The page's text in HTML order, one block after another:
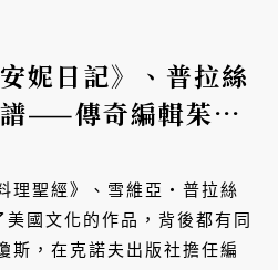
妮日記》、普拉絲
——傳奇編輯茱蒂
理聖經》、雪維亞・普拉絲
國文化的作品，背後都有同
斯，在克諾夫出版社擔任編